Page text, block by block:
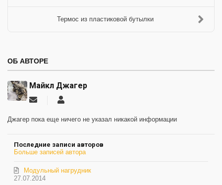
Термос из пластиковой бутылки
ОБ АВТОРЕ
Майкл Джагер
Подписаться
обновление
Джагер пока еще ничего не указал никакой информации
Последние записи авторов
Больше записей автора
27.07.2014
Модульный нагрудник